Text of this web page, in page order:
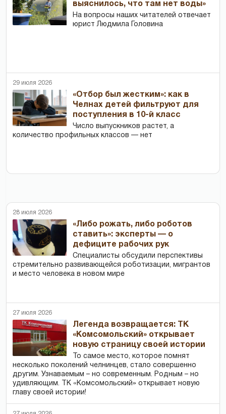
выяснилось, что там нет воды»
На вопросы наших читателей отвечает
юрист Людмила Головина
29 июля 2026
«Отбор был жестким»: как в
Челнах детей фильтруют для
поступления в 10-й класс
Число выпускников растет, а
количество профильных классов — нет
28 июля 2026
«Либо рожать, либо роботов
ставить»: эксперты — о
дефиците рабочих рук
Специалисты обсудили перспективы
стремительно развивающейся роботизации, мигрантов
и место человека в новом мире
27 июля 2026
Легенда возвращается: ТК
«Комсомольский» открывает
новую страницу своей истории
То самое место, которое помнят
несколько поколений челнинцев, стало совершенно
другим. Узнаваемым – но современным. Родным – но
удивляющим. ТК «Комсомольский» открывает новую
главу своей истории!